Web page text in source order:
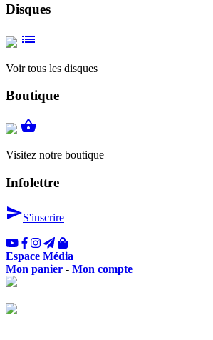
Disques
list
Voir tous les disques
Boutique
shopping_basket
Visitez notre boutique
Infolettre
sendS'inscrire
Espace Média
Mon panier - Mon compte